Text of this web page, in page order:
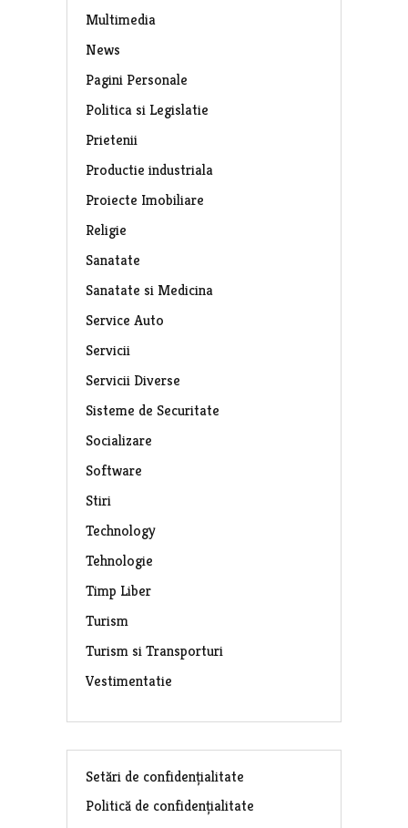
Multimedia
News
Pagini Personale
Politica si Legislatie
Prietenii
Productie industriala
Proiecte Imobiliare
Religie
Sanatate
Sanatate si Medicina
Service Auto
Servicii
Servicii Diverse
Sisteme de Securitate
Socializare
Software
Stiri
Technology
Tehnologie
Timp Liber
Turism
Turism si Transporturi
Vestimentatie
Setări de confidențialitate
Politică de confidențialitate